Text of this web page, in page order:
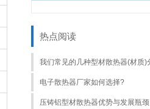
热点阅读
我们常见的几种型材散热器(材质)
电子散热器厂家如何选择?
压铸铝型材散热器优势与发展瓶颈